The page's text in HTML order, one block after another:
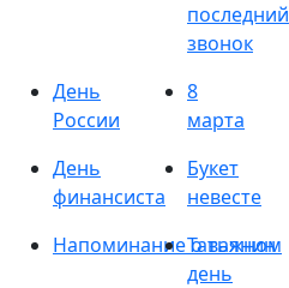
последний
звонок
День
России
8
марта
День
финансиста
Букет
невесте
Напоминание о важном
Татьянин
день